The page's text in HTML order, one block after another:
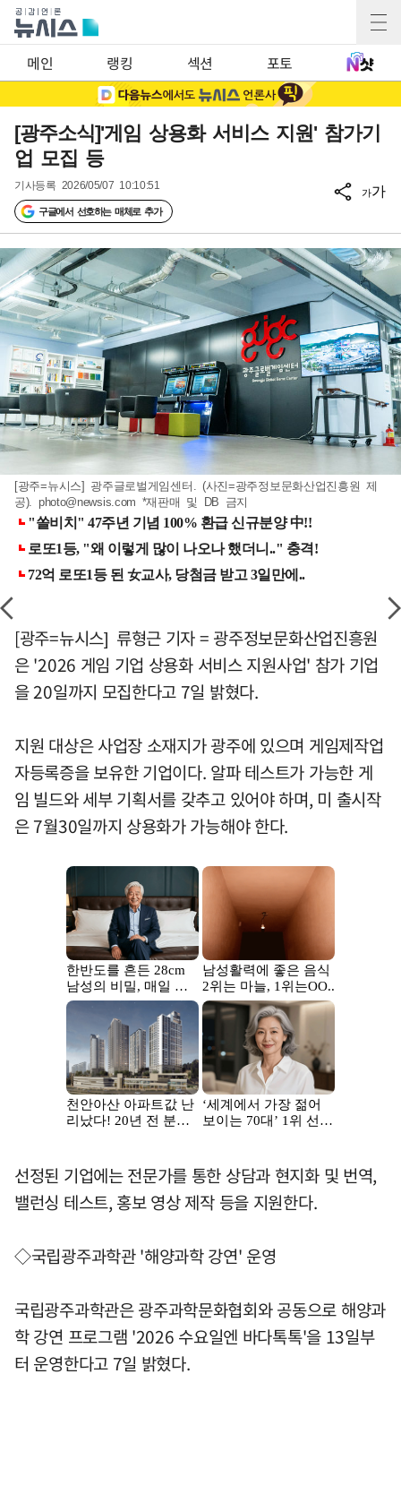
메인 랭킹 섹션 포토
[광주소식]'게임 상용화 서비스 지원' 참가기
업 모집 등
기사등록 2026/05/07 10:10:51
구글에서 선호하는 매체로 추가
가가
[광주=뉴시스] 광주글로벌게임센터. (사진=광주정보문화산업진흥원 제
공). photo@newsis.com *재판매 및 DB 금지
[광주=뉴시스] 류형근 기자 = 광주정보문화산업진흥원
은 '2026 게임 기업 상용화 서비스 지원사업' 참가 기업
을 20일까지 모집한다고 7일 밝혔다.
지원 대상은 사업장 소재지가 광주에 있으며 게임제작업
자등록증을 보유한 기업이다. 알파 테스트가 가능한 게
임 빌드와 세부 기획서를 갖추고 있어야 하며, 미 출시작
은 7월30일까지 상용화가 가능해야 한다.
선정된 기업에는 전문가를 통한 상담과 현지화 및 번역,
밸런싱 테스트, 홍보 영상 제작 등을 지원한다.
◇국립광주과학관 '해양과학 강연' 운영
국립광주과학관은 광주과학문화협회와 공동으로 해양과
학 강연 프로그램 '2026 수요일엔 바다톡톡'을 13일부
터 운영한다고 7일 밝혔다.